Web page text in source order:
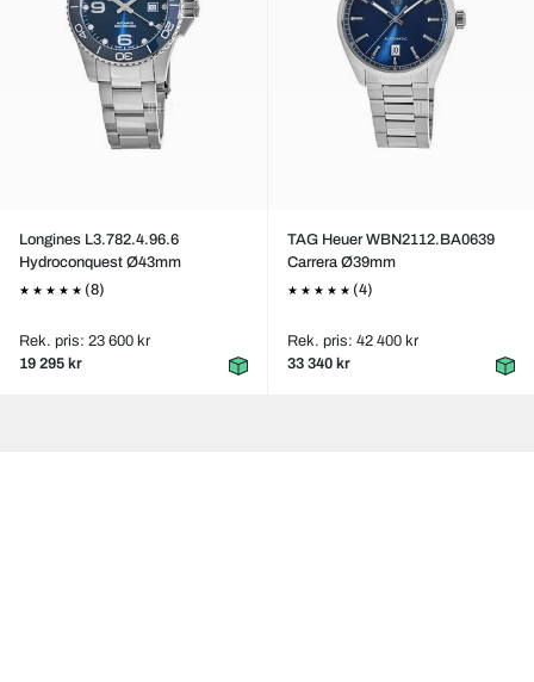
Longines L3.782.4.96.6
Hydroconquest Ø43mm
(8)
Rek. pris: 23 600 kr
19 295 kr
TAG Heuer WBN2112.BA0639
Carrera Ø39mm
(4)
Rek. pris: 42 400 kr
33 340 kr